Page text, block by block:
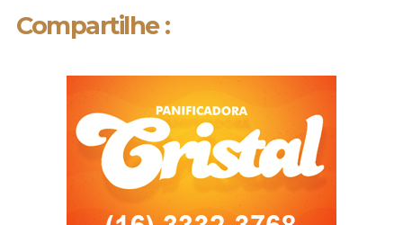
Compartilhe :